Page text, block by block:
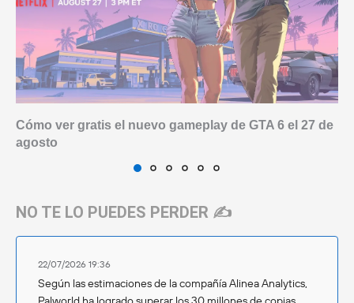
Cómo ver gratis el nuevo gameplay de GTA 6 el 27 de
agosto
NO TE LO PUEDES PERDER ✍️
22/07/2026 19:36
Según las estimaciones de la compañía Alinea Analytics,